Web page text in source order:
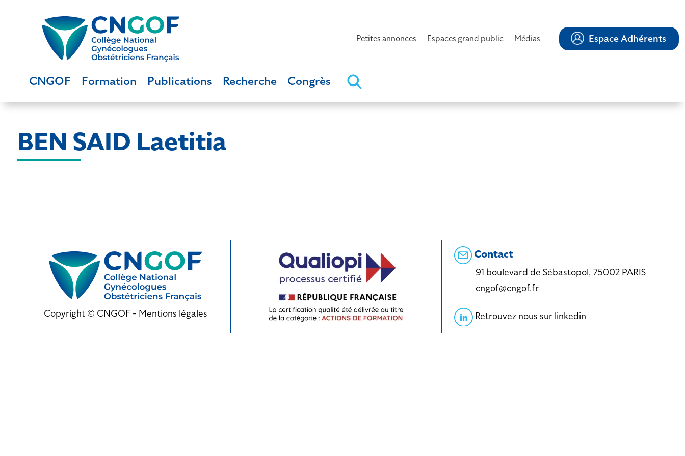
Petites annonces Espaces grand public Médias Espace Adhérents
CNGOF Formation Publications Recherche Congrès
BEN SAID Laetitia
Copyright © CNGOF - Mentions légales
Contact
91 boulevard de Sébastopol, 75002 PARIS
cngof@cngof.fr
Retrouvez nous sur linkedin